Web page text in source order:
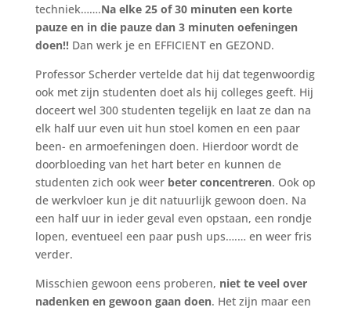
techniek…….Na elke 25 of 30 minuten een korte
pauze en in die pauze dan 3 minuten oefeningen
doen!! Dan werk je en EFFICIENT en GEZOND.
Professor Scherder vertelde dat hij dat tegenwoordig
ook met zijn studenten doet als hij colleges geeft. Hij
doceert wel 300 studenten tegelijk en laat ze dan na
elk half uur even uit hun stoel komen en een paar
been- en armoefeningen doen. Hierdoor wordt de
doorbloeding van het hart beter en kunnen de
studenten zich ook weer beter concentreren. Ook op
de werkvloer kun je dit natuurlijk gewoon doen. Na
een half uur in ieder geval even opstaan, een rondje
lopen, eventueel een paar push ups….… en weer fris
verder.
Misschien gewoon eens proberen, niet te veel over
nadenken en gewoon gaan doen. Het zijn maar een